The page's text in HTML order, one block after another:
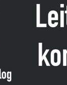
BLS/
C-
TECC